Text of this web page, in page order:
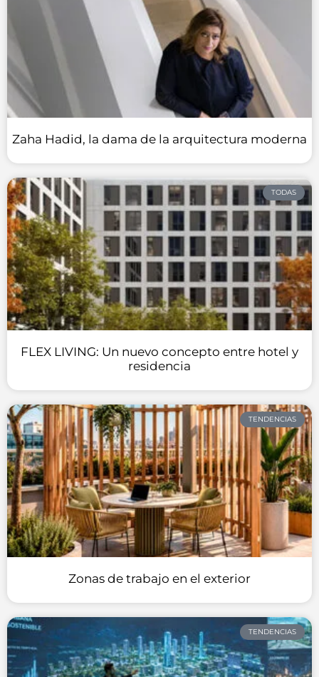
Zaha Hadid, la dama de la arquitectura moderna
TODAS
FLEX LIVING: Un nuevo concepto entre hotel y
residencia
TENDENCIAS
Zonas de trabajo en el exterior
TENDENCIAS